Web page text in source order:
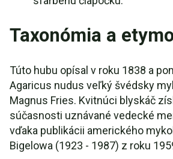
Taxonómia a
Túto hubu opísal v roku 1838 a
Agaricus nudus veľký švédsky
Magnus Fries. Kvitnúci blyskáč
súčasnosti uznávané vedecké
vďaka publikácii amerického
Bigelowa (1923 - 1987) z roku